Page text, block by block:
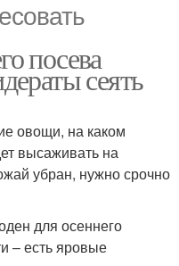
посева
сеять
овощи, на каком
высаживать на
убран, нужно срочно
для осеннего
– есть яровые